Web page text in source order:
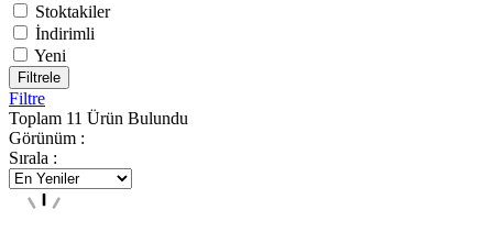
Stoktakiler
İndirimli
Yeni
Filtrele
Filtre
Toplam 11 Ürün Bulundu
Görünüm :
Sırala :